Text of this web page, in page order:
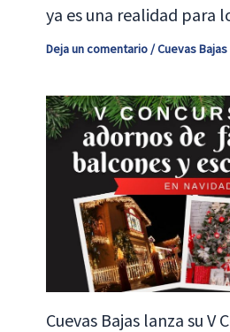
ya es una realidad para
Deja un comentario/Cuevas Bajas
Cuevas Bajas lanza su V